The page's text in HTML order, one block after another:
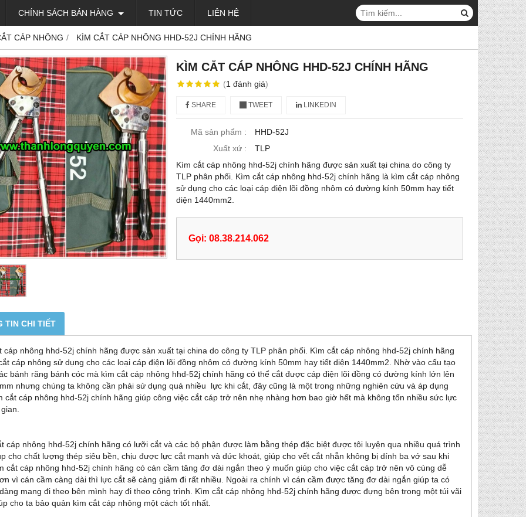
CHÍNH SÁCH BÁN HÀNG TIN TỨC LIÊN HỆ
CÁP NHÔNG KÌM CẮT CÁP NHÔNG HHD-52J CHÍNH HÃNG
KÌM CẮT CÁP NHÔNG HHD-52J CHÍNH HÃNG
(1 đánh giá)
SHARE TWEET LINKEDIN
Mã sản phẩm :
HHD-52J
Xuất xứ :
TLP
Kìm cắt cáp nhông hhd-52j chính hãng được sản xuất tại china do công ty
TLP phân phối. Kìm cắt cáp nhông hhd-52j chính hãng là kìm cắt cáp nhông
sử dụng cho các loại cáp điện lõi đồng nhôm có đường kính 50mm hay tiết
diện 1440mm2.
Gọi: 08.38.214.062
TIN CHI TIẾT
cáp nhông hhd-52j chính hãng được sản xuất tại china do công ty TLP phân phối. Kìm cắt cáp nhông hhd-52j chính hãng
cáp nhông sử dụng cho các loại cáp điện lõi đồng nhôm có đường kính 50mm hay tiết diện 1440mm2. Nhờ vào cấu tạo
bánh răng bánh cóc mà kìm cắt cáp nhông hhd-52j chính hãng có thể cắt được cáp điện lõi đồng có đường kính lớn lên
nhưng chúng ta không cần phải sử dụng quá nhiều lực khi cắt, đây cũng là một trong những nghiên cứu và áp dụng
cắt cáp nhông hhd-52j chính hãng giúp công việc cắt cáp trở nên nhẹ nhàng hơn bao giờ hết mà không tốn nhiều sức lực
cáp nhông hhd-52j chính hãng có lưỡi cắt và các bộ phận được làm bằng thép đặc biệt được tôi luyện qua nhiều quá trình
cho chất lượng thép siêu bền, chịu được lực cắt mạnh và dức khoát, giúp cho vết cắt nhẵn không bị dính ba vớ sau khi
cắt cáp nhông hhd-52j chính hãng có cán cầm tăng đơ dài ngắn theo ý muốn giúp cho việc cắt cáp trở nên vô cùng dễ
vì cán cầm càng dài thì lực cắt sẽ càng giảm đi rất nhiều. Ngoài ra chính vì cán cầm được tăng đơ dài ngắn giúp ta có
mang đi theo bên mình hay đi theo công trình. Kìm cắt cáp nhông hhd-52j chính hãng được đựng bên trong một túi vãi
cho ta bảo quản kìm cắt cáp nhông một cách tốt nhất.